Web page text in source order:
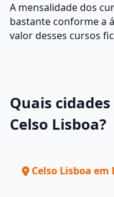
A mensalidade dos
bastante conforme a
valor desses cursos
Quais
Celso Lisboa?
Celso Lisboa em